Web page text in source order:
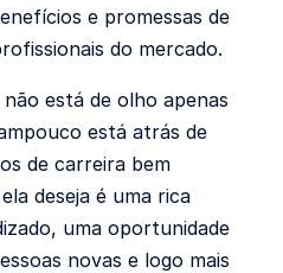
e promessas de
do mercado.
está de olho apenas
está atrás de
de carreira bem
deseja é uma rica
uma oportunidade
novas e logo mais